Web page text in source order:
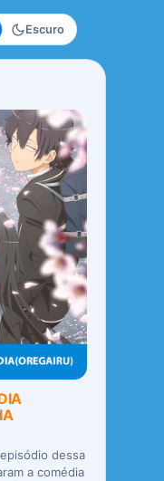
Escuro
dessa
a comédia